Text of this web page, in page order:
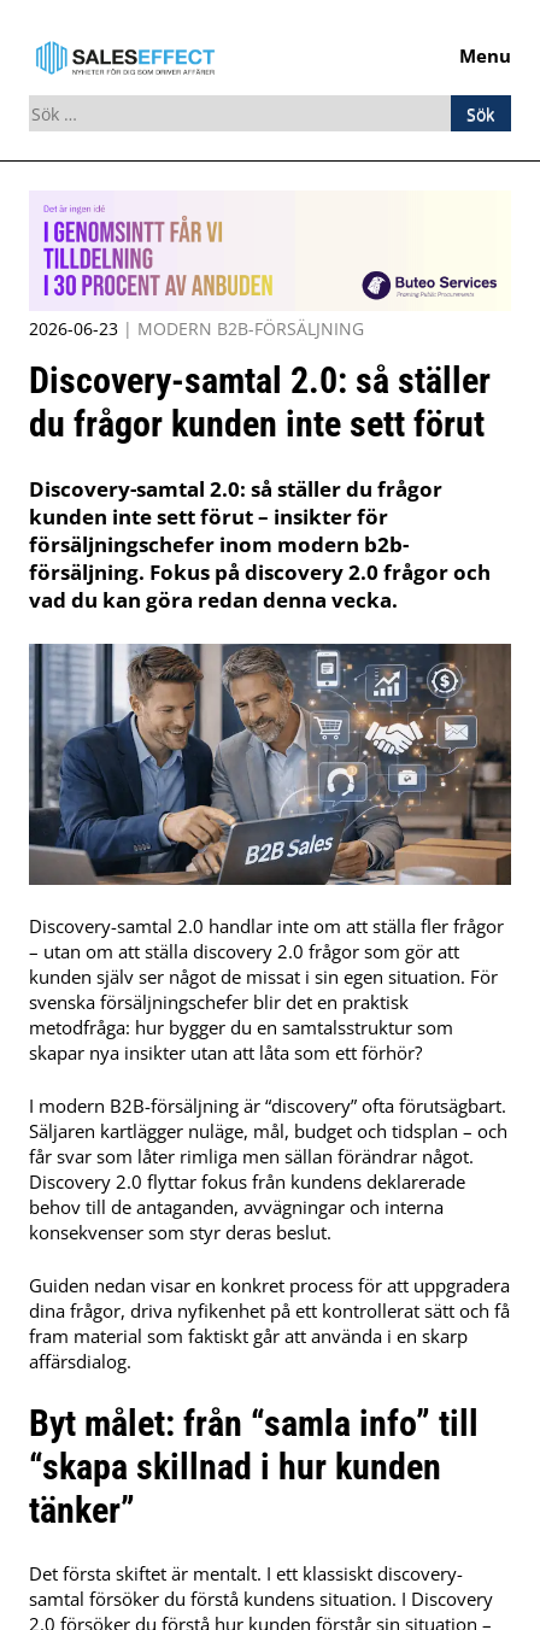
Menu
Sök
efter:
Skip
to
content
2026-06-23 | MODERN B2B-FÖRSÄLJNING
Discovery-samtal 2.0: så ställer
du frågor kunden inte sett förut
Discovery-samtal 2.0: så ställer du frågor
kunden inte sett förut – insikter för
försäljningschefer inom modern b2b-
försäljning. Fokus på discovery 2.0 frågor och
vad du kan göra redan denna vecka.
Discovery-samtal 2.0 handlar inte om att ställa fler frågor
– utan om att ställa discovery 2.0 frågor som gör att
kunden själv ser något de missat i sin egen situation. För
svenska försäljningschefer blir det en praktisk
metodfråga: hur bygger du en samtalsstruktur som
skapar nya insikter utan att låta som ett förhör?
I modern B2B-försäljning är “discovery” ofta förutsägbart.
Säljaren kartlägger nuläge, mål, budget och tidsplan – och
får svar som låter rimliga men sällan förändrar något.
Discovery 2.0 flyttar fokus från kundens deklarerade
behov till de antaganden, avvägningar och interna
konsekvenser som styr deras beslut.
Guiden nedan visar en konkret process för att uppgradera
dina frågor, driva nyfikenhet på ett kontrollerat sätt och få
fram material som faktiskt går att använda i en skarp
affärsdialog.
Byt målet: från “samla info” till
“skapa skillnad i hur kunden
tänker”
Det första skiftet är mentalt. I ett klassiskt discovery-
samtal försöker du förstå kundens situation. I Discovery
2.0 försöker du förstå hur kunden förstår sin situation –